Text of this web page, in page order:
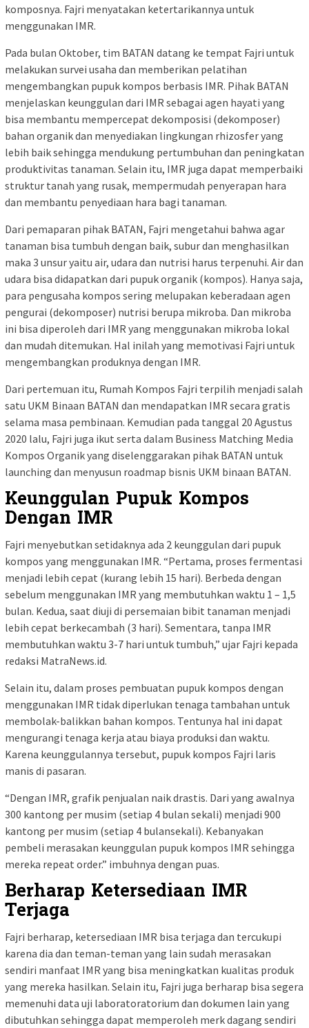
komposnya. Fajri menyatakan ketertarikannya untuk
menggunakan IMR.
Pada bulan Oktober, tim BATAN datang ke tempat Fajri untuk
melakukan survei usaha dan memberikan pelatihan
mengembangkan pupuk kompos berbasis IMR. Pihak BATAN
menjelaskan keunggulan dari IMR sebagai agen hayati yang
bisa membantu mempercepat dekomposisi (dekomposer)
bahan organik dan menyediakan lingkungan rhizosfer yang
lebih baik sehingga mendukung pertumbuhan dan peningkatan
produktivitas tanaman. Selain itu, IMR juga dapat memperbaiki
struktur tanah yang rusak, mempermudah penyerapan hara
dan membantu penyediaan hara bagi tanaman.
Dari pemaparan pihak BATAN, Fajri mengetahui bahwa agar
tanaman bisa tumbuh dengan baik, subur dan menghasilkan
maka 3 unsur yaitu air, udara dan nutrisi harus terpenuhi. Air dan
udara bisa didapatkan dari pupuk organik (kompos). Hanya saja,
para pengusaha kompos sering melupakan keberadaan agen
pengurai (dekomposer) nutrisi berupa mikroba. Dan mikroba
ini bisa diperoleh dari IMR yang menggunakan mikroba lokal
dan mudah ditemukan. Hal inilah yang memotivasi Fajri untuk
mengembangkan produknya dengan IMR.
Dari pertemuan itu, Rumah Kompos Fajri terpilih menjadi salah
satu UKM Binaan BATAN dan mendapatkan IMR secara gratis
selama masa pembinaan. Kemudian pada tanggal 20 Agustus
2020 lalu, Fajri juga ikut serta dalam Business Matching Media
Kompos Organik yang diselenggarakan pihak BATAN untuk
launching dan menyusun roadmap bisnis UKM binaan BATAN.
Keunggulan Pupuk Kompos
Dengan IMR
Fajri menyebutkan setidaknya ada 2 keunggulan dari pupuk
kompos yang menggunakan IMR. “Pertama, proses fermentasi
menjadi lebih cepat (kurang lebih 15 hari). Berbeda dengan
sebelum menggunakan IMR yang membutuhkan waktu 1 – 1,5
bulan. Kedua, saat diuji di persemaian bibit tanaman menjadi
lebih cepat berkecambah (3 hari). Sementara, tanpa IMR
membutuhkan waktu 3-7 hari untuk tumbuh,” ujar Fajri kepada
redaksi MatraNews.id.
Selain itu, dalam proses pembuatan pupuk kompos dengan
menggunakan IMR tidak diperlukan tenaga tambahan untuk
membolak-balikkan bahan kompos. Tentunya hal ini dapat
mengurangi tenaga kerja atau biaya produksi dan waktu.
Karena keunggulannya tersebut, pupuk kompos Fajri laris
manis di pasaran.
“Dengan IMR, grafik penjualan naik drastis. Dari yang awalnya
300 kantong per musim (setiap 4 bulan sekali) menjadi 900
kantong per musim (setiap 4 bulansekali). Kebanyakan
pembeli merasakan keunggulan pupuk kompos IMR sehingga
mereka repeat order.” imbuhnya dengan puas.
Berharap Ketersediaan IMR
Terjaga
Fajri berharap, ketersediaan IMR bisa terjaga dan tercukupi
karena dia dan teman-teman yang lain sudah merasakan
sendiri manfaat IMR yang bisa meningkatkan kualitas produk
yang mereka hasilkan. Selain itu, Fajri juga berharap bisa segera
memenuhi data uji laboratoratorium dan dokumen lain yang
dibutuhkan sehingga dapat memperoleh merk dagang sendiri